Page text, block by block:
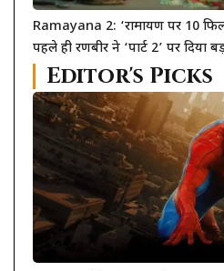
Ramayana 2: ‘रामायण पर 10
पहले ही रणबीर ने ‘पार्ट 2’ पर दिया
Editor's Picks